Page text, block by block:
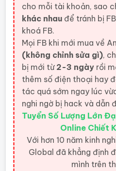
cho mỗi tài khoản, sao
khác nhau để tránh bị
khoá FB.
Mọi FB khi mới mua về
(không chỉnh sửa gì),
bị mới từ 2-3 ngày rồi
thêm số điện thoại hay
tác quá sớm ngay lúc
nghi ngờ bị hack và dẫn
Tuyển Số Lượng Lớn
Online Chiết
Với hơn 10 năm kinh
Global đã khẳng định
mình trên